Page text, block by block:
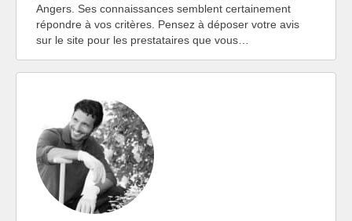
Angers. Ses connaissances semblent certainement
répondre à vos critères. Pensez à déposer votre avis
sur le site pour les prestataires que vous…